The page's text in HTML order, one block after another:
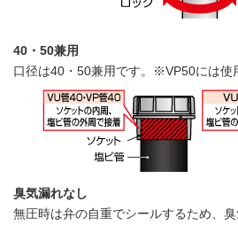
40・50兼用
口径は40・50兼用です。※VP50には使
臭気漏れなし
無圧時は弁の自重でシールするため、